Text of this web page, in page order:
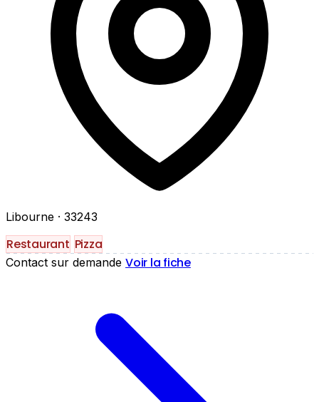
Libourne · 33243
Restaurant Pizza
Contact sur demande Voir la fiche